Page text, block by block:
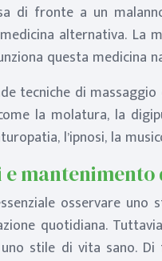
di fronte a un
medicina alternativa.
questa medicina
tecniche di
la molatura, la
l’ipnosi, la
mantenimento
osservare
quotidiana.
stile di vita sano.